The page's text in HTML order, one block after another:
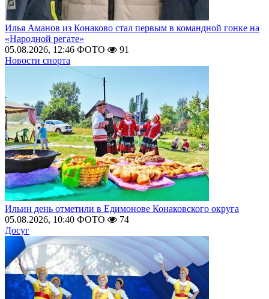
Илья Аманов из Конаково стал первым в командной гонке на
«Народной регате»
05.08.2026, 12:46 ФОТО
91
Новости спорта
Ильин день отметили в Едимонове Конаковского округа
05.08.2026, 10:40 ФОТО
74
Досуг